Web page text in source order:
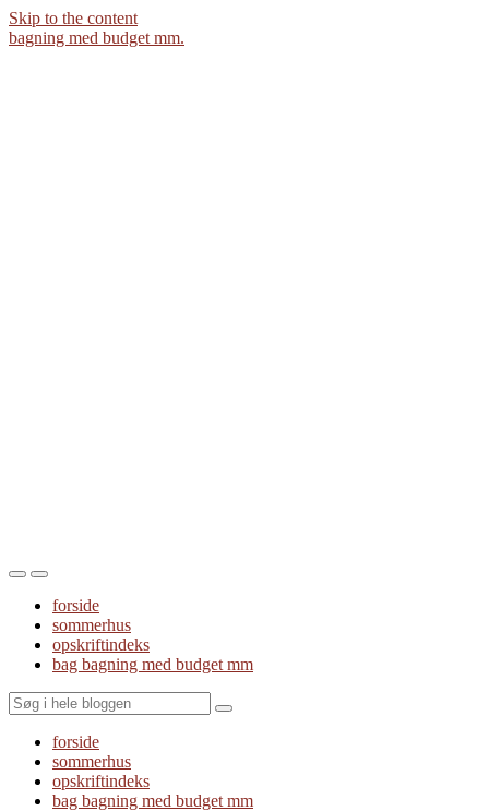
Skip to the content
bagning med budget mm.
Toggle
mobile
menu
Toggle
the
search
field
forside
sommerhus
opskriftindeks
bag bagning med budget mm
Search
forside
sommerhus
opskriftindeks
bag bagning med budget mm